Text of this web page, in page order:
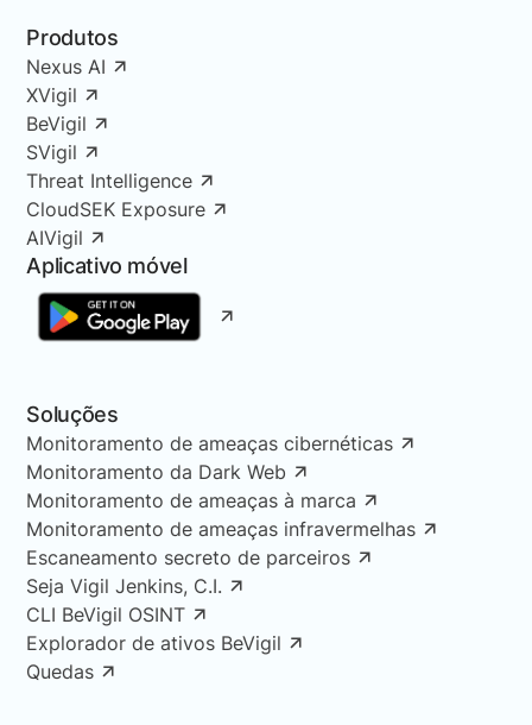
Produtos
Nexus AI
XVigil
BeVigil
SVigil
Threat Intelligence
CloudSEK Exposure
AIVigil
Aplicativo móvel
Soluções
Monitoramento de ameaças cibernéticas
Monitoramento da Dark Web
Monitoramento de ameaças à marca
Monitoramento de ameaças infravermelhas
Escaneamento secreto de parceiros
Seja Vigil Jenkins, C.I.
CLI BeVigil OSINT
Explorador de ativos BeVigil
Quedas